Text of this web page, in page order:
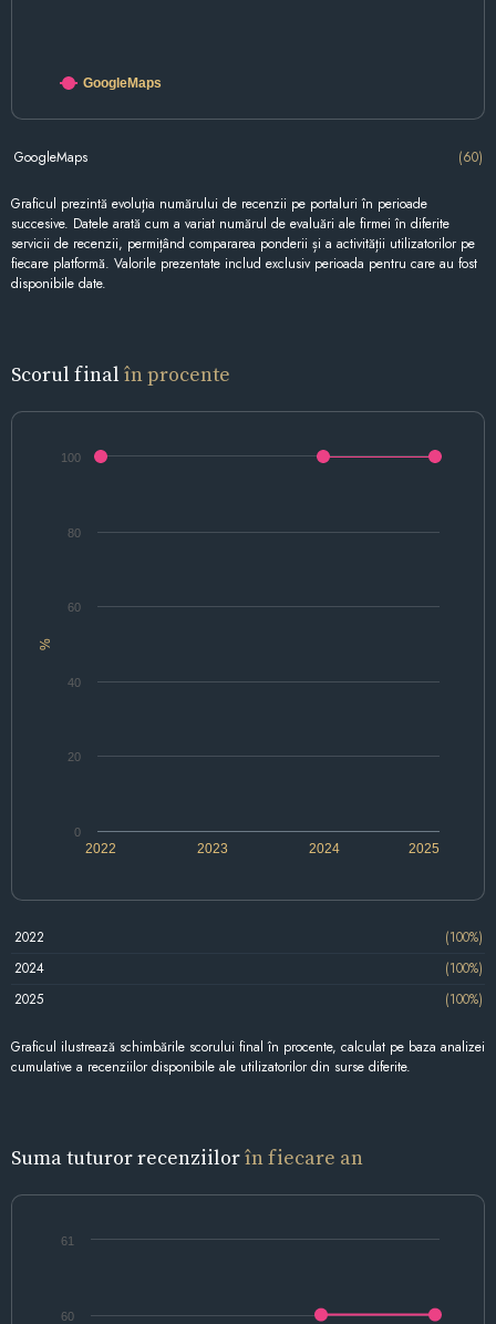
GoogleMaps
GoogleMaps (60)
Graficul prezintă evoluția numărului de recenzii pe portaluri în perioade
succesive. Datele arată cum a variat numărul de evaluări ale firmei în diferite
servicii de recenzii, permițând compararea ponderii și a activității utilizatorilor pe
fiecare platformă. Valorile prezentate includ exclusiv perioada pentru care au fost
disponibile date.
Scorul final în procente
%
2022 2024
2023 2025
0
20
40
60
80
100
2022
(100%)
2024
(100%)
2025
(100%)
Graficul ilustrează schimbările scorului final în procente, calculat pe baza analizei
cumulative a recenziilor disponibile ale utilizatorilor din surse diferite.
Suma tuturor recenziilorîn fiecare an
60
61